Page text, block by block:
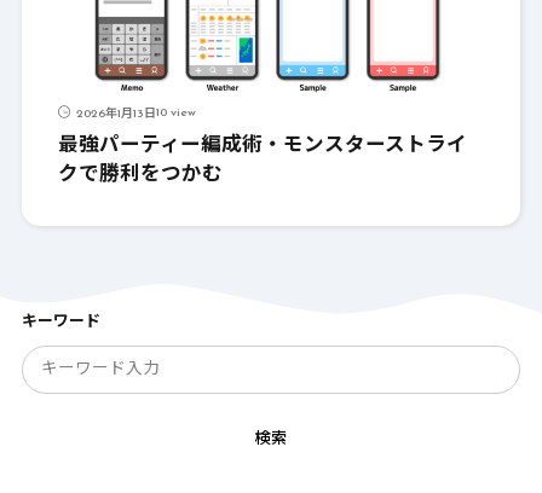
2026年1月13日10 view
最強パーティー編成術・モンスターストライ
クで勝利をつかむ
キーワード
検索